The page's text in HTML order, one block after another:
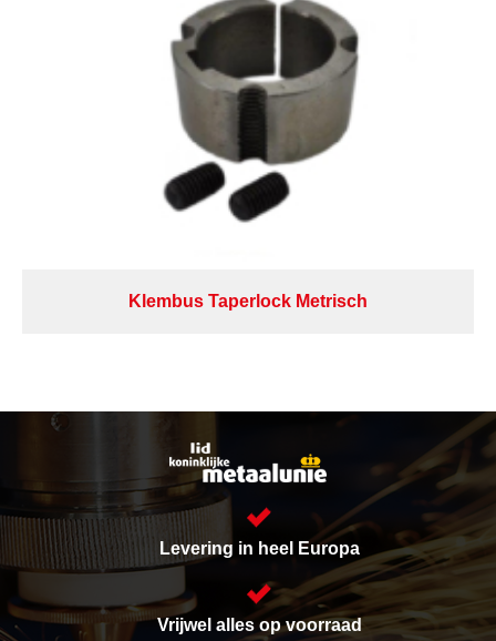
Klembus Taperlock Metrisch
Levering in heel Europa
Vrijwel alles op voorraad